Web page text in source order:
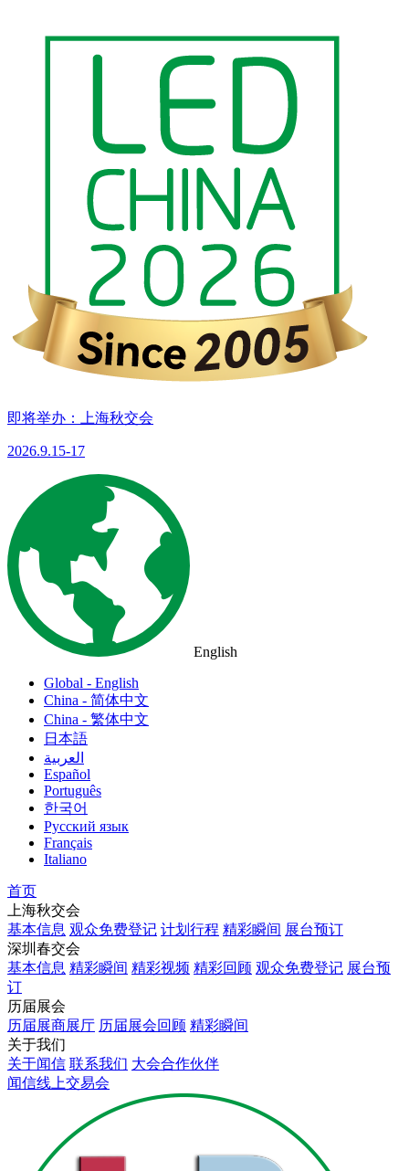
即将举办：上海秋交会
2026.9.15-17
English
Global - English
China - 简体中文
China - 繁体中文
日本語
العربية
Español
Português
한국어
Русский язык
Français
Italiano
首页
上海秋交会
基本信息 观众免费登记 计划行程 精彩瞬间 展台预订
深圳春交会
基本信息 精彩瞬间 精彩视频 精彩回顾 观众免费登记 展台预
订
历届展会
历届展商展厅 历届展会回顾 精彩瞬间
关于我们
关于闻信 联系我们 大会合作伙伴
闻信线上交易会